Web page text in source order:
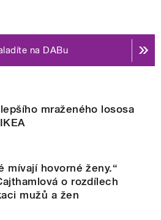
na DABu
mraženého lososa
mívají hovorné ženy.“
o rozdílech
mužů a žen